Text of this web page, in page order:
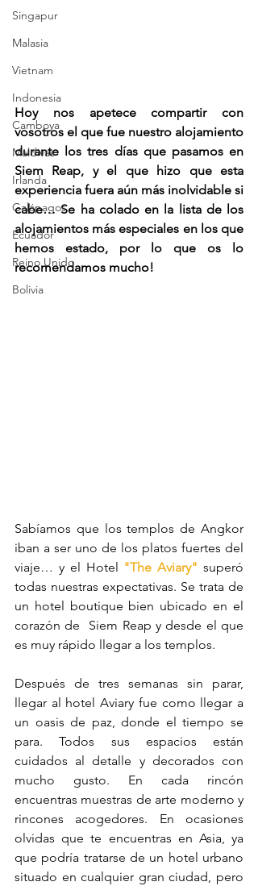
Singapur
Malasia
Vietnam
Indonesia
Camboya
Maldivas
Irlanda
Galápagos
Ecuador
Reino Unido
Bolivia
Hoy nos apetece compartir con
vosotros el que fue nuestro alojamiento
durante los tres días que pasamos en
Siem Reap, y el que hizo que esta
experiencia fuera aún más inolvidable si
cabe… Se ha colado en la lista de los
alojamientos más especiales en los que
hemos estado, por lo que os lo
recomendamos mucho!
Sabíamos que los templos de Angkor
iban a ser uno de los platos fuertes del
viaje… y el Hotel "The Aviary" superó
todas nuestras expectativas. Se trata de
un hotel boutique bien ubicado en el
corazón de  Siem Reap y desde el que
es muy rápido llegar a los templos.
Después de tres semanas sin parar,
llegar al hotel Aviary fue como llegar a
un oasis de paz, donde el tiempo se
para. Todos sus espacios están
cuidados al detalle y decorados con
mucho gusto. En cada rincón
encuentras muestras de arte moderno y
rincones acogedores. En ocasiones
olvidas que te encuentras en Asia, ya
que podría tratarse de un hotel urbano
situado en cualquier gran ciudad, pero